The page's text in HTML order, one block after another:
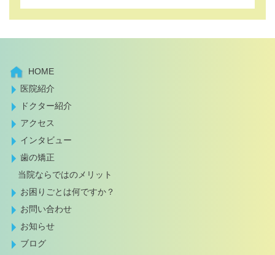
HOME
医院紹介
ドクター紹介
アクセス
インタビュー
歯の矯正
当院ならではのメリット
お困りごとは何ですか？
お問い合わせ
お知らせ
ブログ